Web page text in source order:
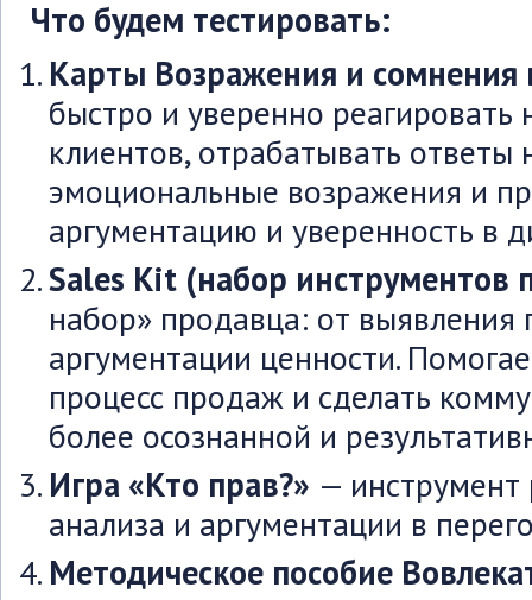
Что будем тестировать:
Карты Возражения и
быстро и уверенно
клиентов, отрабатывать ответы
эмоциональные возражения и
аргументацию и уверенность в
Sales Kit (набор инструментов
набор» продавца: от выявления
аргументации ценности.
процесс продаж и сделать
более осознанной и
Игра «Кто прав?» — инструмент
анализа и аргументации в
Методическое пособие